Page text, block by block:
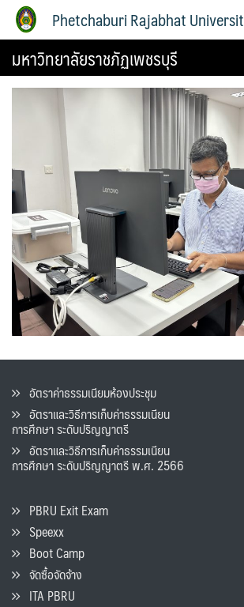
Phetchaburi Rajabhat
มหาวิทยาลัยราชภัฏเพชรบุรี
อัตราค่าธรรมเนียมห้องประชุม
อัตราและวิธีการเก็บค่าธรรมเนียน
การศึกษา ระดับปริญญาตรี
อัตราและวิธีการเก็บค่าธรรมเนียน
การศึกษา ระดับปริญญาตรี พ.ศ. 2566
PBRU Exit Exam
Speexx
Boot Camp
จัดซื้อจัดจ้าง
ITA PBRU